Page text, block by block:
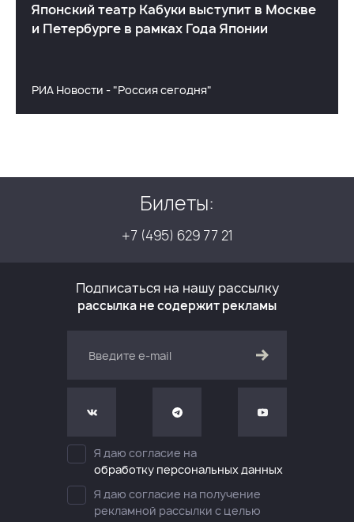
Японский театр Кабуки выступит в Москве
и Петербурге в рамках Года Японии
РИА Новости - "Россия сегодня"
Билеты:
+7 (495) 629 77 21
Подписаться на нашу рассылку
рассылка не содержит рекламы
Я даю согласие на
обработку персональных данных
Я даю согласие на получение
рекламной рассылки с целью